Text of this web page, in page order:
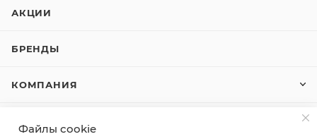
АКЦИИ
БРЕНДЫ
КОМПАНИЯ
Файлы cookie